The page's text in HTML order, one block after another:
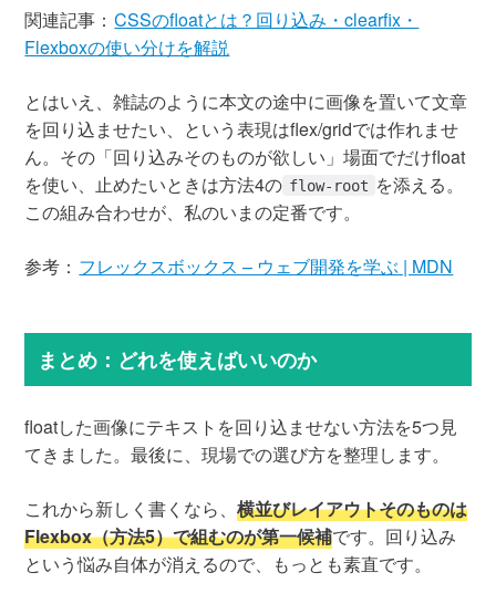
関連記事： CSSのfloatとは？回り込み・clearfix・
Flexboxの使い分けを解説
とはいえ、雑誌のように本文の途中に画像を置いて文章
を回り込ませたい、という表現はflex/gridでは作れませ
ん。その「回り込みそのものが欲しい」場面でだけfloat
を使い、止めたいときは方法4の flow-root を添える。
この組み合わせが、私のいまの定番です。
参考： フレックスボックス – ウェブ開発を学ぶ | MDN
まとめ：どれを使えばいいのか
floatした画像にテキストを回り込ませない方法を5つ見
てきました。最後に、現場での選び方を整理します。
これから新しく書くなら、横並びレイアウトそのものは
Flexbox（方法5）で組むのが第一候補です。回り込み
という悩み自体が消えるので、もっとも素直です。